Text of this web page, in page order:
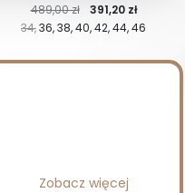
34 36 38 40 42 44 46
Cena regularna
489,00 zł Cena
391,20 zł
Zobacz więcej